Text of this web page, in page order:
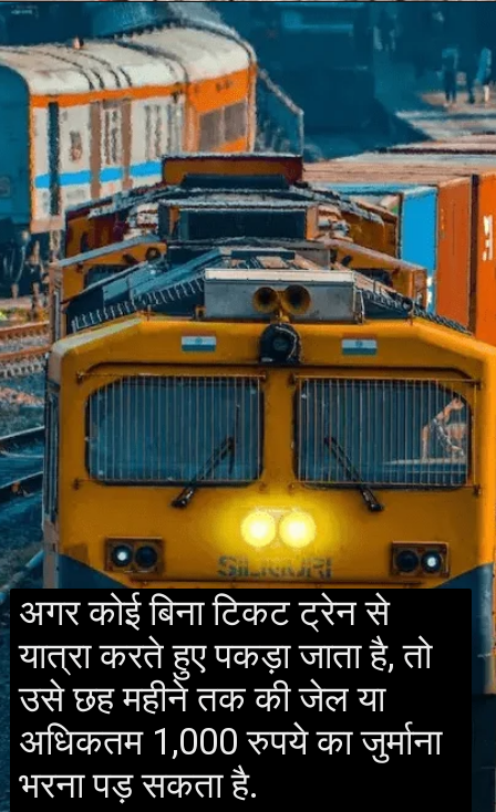
अगर कोई बिना टिकट ट्रेन से
यात्रा करते हुए पकड़ा जाता है, तो
उसे छह महीने तक की जेल या
अधिकतम 1,000 रुपये का जुर्माना
भरना पड़ सकता है.